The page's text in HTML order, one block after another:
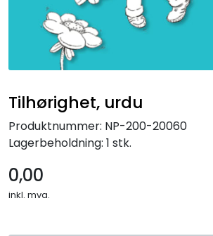
Tilhørighet, urdu
Produktnummer: NP-200-20060
Lagerbeholdning: 1 stk.
0,00
inkl. mva.